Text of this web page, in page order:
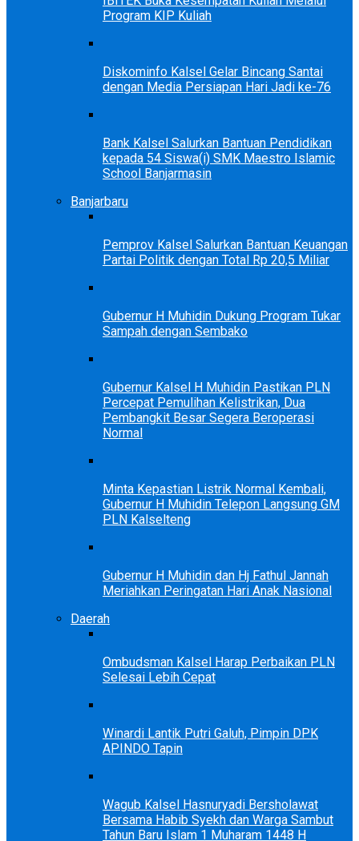
Program KIP Kuliah
Diskominfo Kalsel Gelar Bincang Santai
dengan Media Persiapan Hari Jadi ke-76
Bank Kalsel Salurkan Bantuan Pendidikan
kepada 54 Siswa(i) SMK Maestro Islamic
School Banjarmasin
Banjarbaru
Pemprov Kalsel Salurkan Bantuan Keuangan
Partai Politik dengan Total Rp 20,5 Miliar
Gubernur H Muhidin Dukung Program Tukar
Sampah dengan Sembako
Gubernur Kalsel H Muhidin Pastikan PLN
Percepat Pemulihan Kelistrikan, Dua
Pembangkit Besar Segera Beroperasi
Normal
Minta Kepastian Listrik Normal Kembali,
Gubernur H Muhidin Telepon Langsung GM
PLN Kalselteng
Gubernur H Muhidin dan Hj Fathul Jannah
Meriahkan Peringatan Hari Anak Nasional
Daerah
Ombudsman Kalsel Harap Perbaikan PLN
Selesai Lebih Cepat
Winardi Lantik Putri Galuh, Pimpin DPK
APINDO Tapin
Wagub Kalsel Hasnuryadi Bersholawat
Bersama Habib Syekh dan Warga Sambut
Tahun Baru Islam 1 Muharam 1448 H